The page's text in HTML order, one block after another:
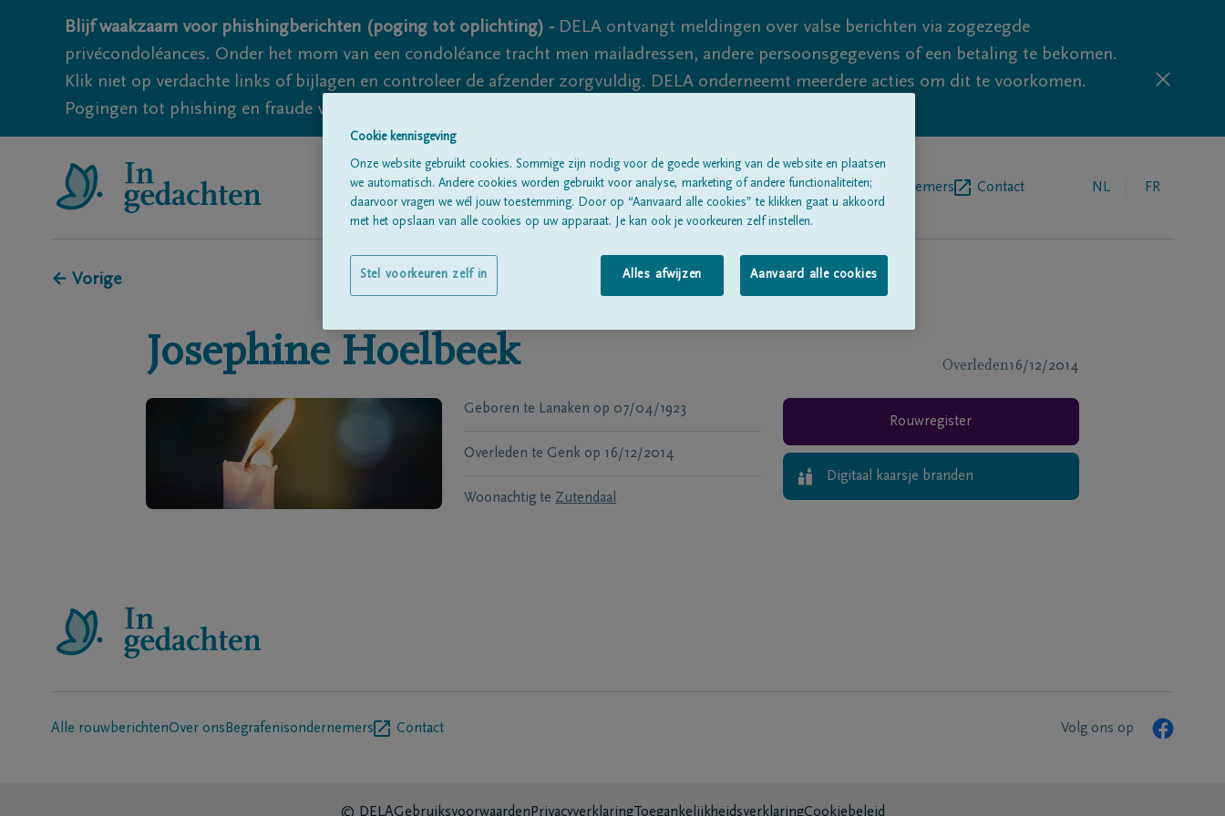
Blijf waakzaam voor phishingberichten (poging tot oplichting) - DELA ontvangt meldingen over valse berichten via zogezegde
privécondoléances. Onder het mom van een condoléance tracht men mailadressen, andere persoonsgegevens of een betaling te bekomen.
Klik niet op verdachte links of bijlagen en controleer de afzender zorgvuldig. DELA onderneemt meerdere acties om dit te voorkomen.
Pogingen tot phishing en fraude vallen echter nooit volledig uit te sluiten, dus blijf waakzaam.
Alle rouwberichten Over onsBegrafenisondernemers Contact NL FR
← Vorige
Josephine Hoelbeek Overleden16/12/2014
Geboren te Lanaken op 07/04/1923
Overleden te Genk op 16/12/2014
Woonachtig te Zutendaal
Rouwregister
Digitaal kaarsje branden
Alle rouwberichtenOver ons Begrafenisondernemers Contact Volg ons op
© DELAGebruiksvoorwaarden Privacyverklaring ToegankelijkheidsverklaringCookiebeleid
Cookie kennisgeving
Onze website gebruikt cookies. Sommige zijn nodig voor de goede werking van de website en plaatsen
we automatisch. Andere cookies worden gebruikt voor analyse, marketing of andere functionaliteiten;
daarvoor vragen we wél jouw toestemming. Door op “Aanvaard alle cookies” te klikken gaat u akkoord
met het opslaan van alle cookies op uw apparaat. Je kan ook je voorkeuren zelf instellen.
Alles afwijzen Aanvaard alle cookies
Stel voorkeuren zelf in